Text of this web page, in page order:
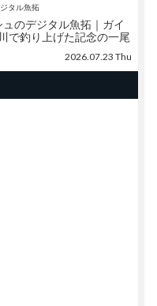
タル魚拓
のデジタル魚拓｜ガイ
で釣り上げた記念の一尾
2026.07.23 Thu